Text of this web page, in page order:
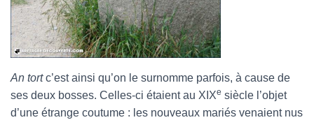
An tortc’est ainsi qu’on le surnomme parfois, à cause de
ses deux bosses. Celles-ci étaient au XIXe siècle l’objet
d’une étrange coutume : les nouveaux mariés venaient nus